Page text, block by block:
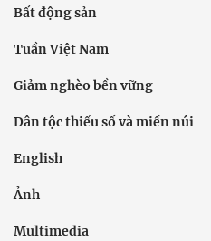
Bất động sản
Tuần Việt Nam
Giảm nghèo bền vững
Dân tộc thiểu số và miền núi
English
Ảnh
Multimedia